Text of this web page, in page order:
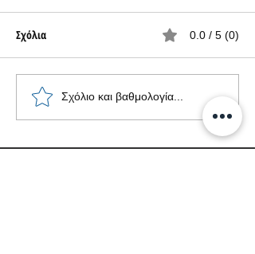
Ντεμπούτο του Vivo V30 Lite
5G
Σχόλια 0.0 / 5 (0)
Σχόλιο και βαθμολογία...